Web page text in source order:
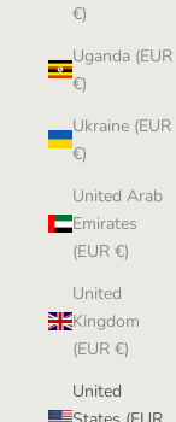
€)
Uganda (EUR
€)
Ukraine (EUR
€)
United Arab
Emirates
(EUR €)
United
Kingdom
(EUR €)
United